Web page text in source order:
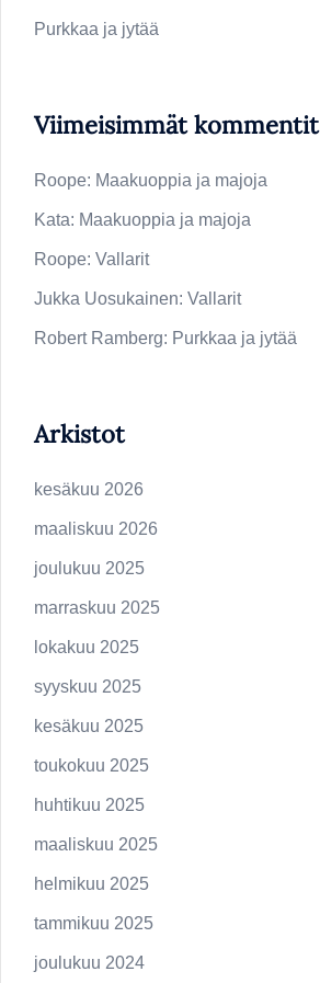
Purkkaa ja jytää
Viimeisimmät kommentit
Roope: Maakuoppia ja majoja
Kata: Maakuoppia ja majoja
Roope: Vallarit
Jukka Uosukainen: Vallarit
Robert Ramberg: Purkkaa ja jytää
Arkistot
kesäkuu 2026
maaliskuu 2026
joulukuu 2025
marraskuu 2025
lokakuu 2025
syyskuu 2025
kesäkuu 2025
toukokuu 2025
huhtikuu 2025
maaliskuu 2025
helmikuu 2025
tammikuu 2025
joulukuu 2024